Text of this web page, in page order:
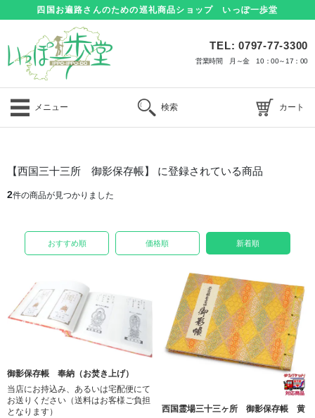
四国お遍路さんのための巡礼商品ショップ いっぽ一歩堂
TEL: 0797-77-3300
営業時間 月～金 10：00～17：00
メニュー 検索 カート
【西国三十三所 御影保存帳】 に登録されている商品
2件の商品が見つかりました
おすすめ順 価格順 新着順
御影保存帳 奉納（お焚き上げ）
当店にお持込み、あるいは宅配便にて
お送りください（送料はお客様ご負担
となります）
西国霊場三十三ヶ所 御影保存帳 黄